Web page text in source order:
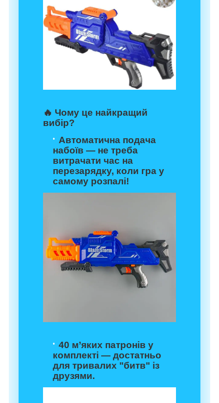
🔥 Чому це найкращий
вибір?
Автоматична подача
набоїв — не треба
витрачати час на
перезарядку, коли гра у
самому розпалі!
40 м’яких патронів у
комплекті — достатньо
для тривалих "битв" із
друзями.